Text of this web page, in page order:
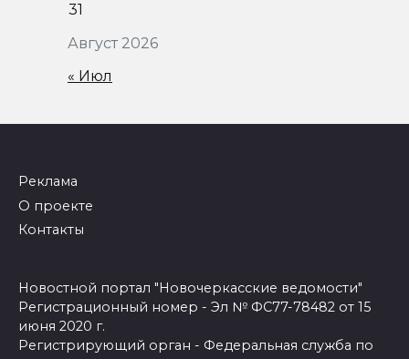
Август 2026
31
« Июл
Реклама
О проекте
Контакты
Новостной портал "Новочеркасские ведомости"
Регистрационный номер - Эл № ФС77-78482 от 15
июня 2020 г.
Регистрирующий орган - Федеральная служба по